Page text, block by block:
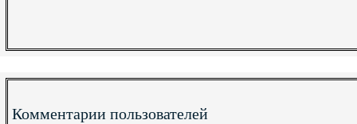
Комментарии пользователей